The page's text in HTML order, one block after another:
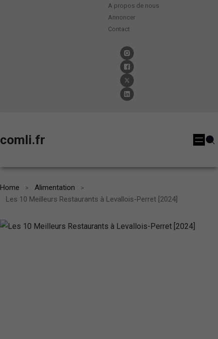
A propos de nous
Annoncer
Contact
comli.fr
Home
Alimentation
Les 10 Meilleurs Restaurants à Levallois-Perret [2024]